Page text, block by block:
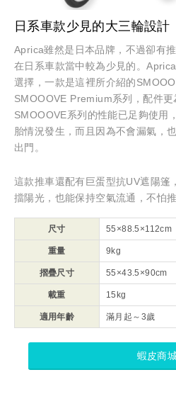
日系車款少見的大三輪設計
Aprica雖然是日本品牌，不過卻有
在日系車款當中較為少見的。
選擇，一款是這裡所介紹的
SMOOOVE Premium系列，配件更
SMOOOVE系列的性能已足夠使用
胎情況發生，而且因為不會漏氣，
出門。
這款推車還配有巨蛋型抗UV遮陽篷
擋陽光，也能保持空氣流通，不怕
尺寸 55×88.5×112cm
重量 9kg
摺疊尺寸 55×43.5×90cm
載重 15kg
適用年齡 滿月起～3歲
蝦皮商